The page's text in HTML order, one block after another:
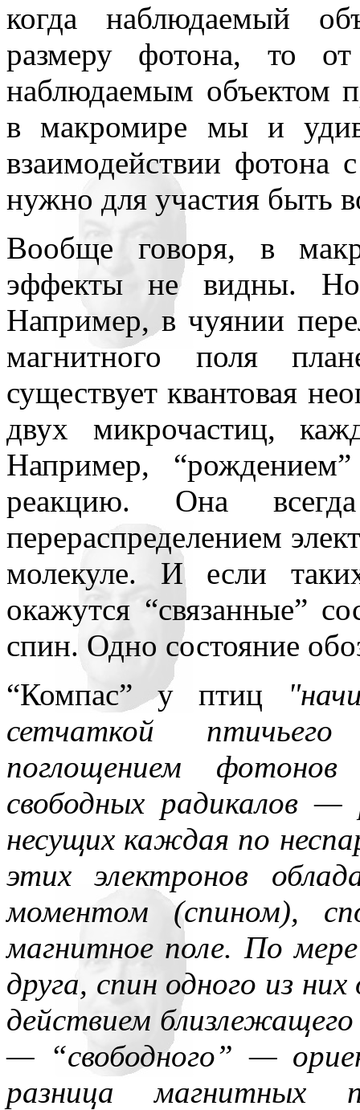
когда наблюдаемый
размеру фотона, то
наблюдаемым объектом
в макромире мы и
взаимодействии фотона
нужно для участия быть
Вообще говоря, в
эффекты не видны.
Например, в чуянии
магнитного поля
существует квантовая
двух микрочастиц,
Например,
реакцию. Она всегда
перераспределением
молекуле. И если
окажутся “связанные”
спин. Одно состояние
“Компас” у птиц
сетчаткой
поглощением
свободных радикалов —
несущих каждая по
этих электронов
моментом (спином),
магнитное поле. По
друга, спин одного из
действием
— “свободного” —
разница магнитных